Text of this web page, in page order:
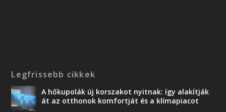
Legfrissebb cikkek
A hőkupolák új korszakot nyitnak: így alakítják
át az otthonok komfortját és a klímapiacot